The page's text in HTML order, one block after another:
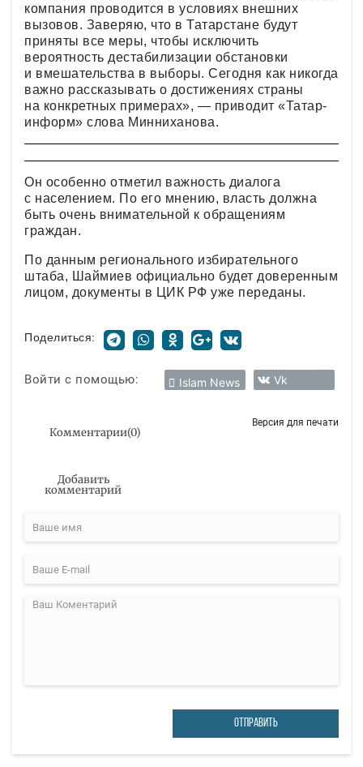
компания проводится в условиях внешних
вызовов. Заверяю, что в Татарстане будут
приняты все меры, чтобы исключить
вероятность дестабилизации обстановки
и вмешательства в выборы. Сегодня как никогда
важно рассказывать о достижениях страны
на конкретных примерах», — приводит «Татар-
информ» слова Минниханова.
Он особенно отметил важность диалога
с населением. По его мнению, власть должна
быть очень внимательной к обращениям
граждан.
По данным регионального избирательного
штаба, Шаймиев официально будет доверенным
лицом, документы в ЦИК РФ уже переданы.
Поделиться:
Войти с помощью: Islam News Vk
Комментарии(0)
Версия для печати
Добавить
комментарий
ОТПРАВИТЬ